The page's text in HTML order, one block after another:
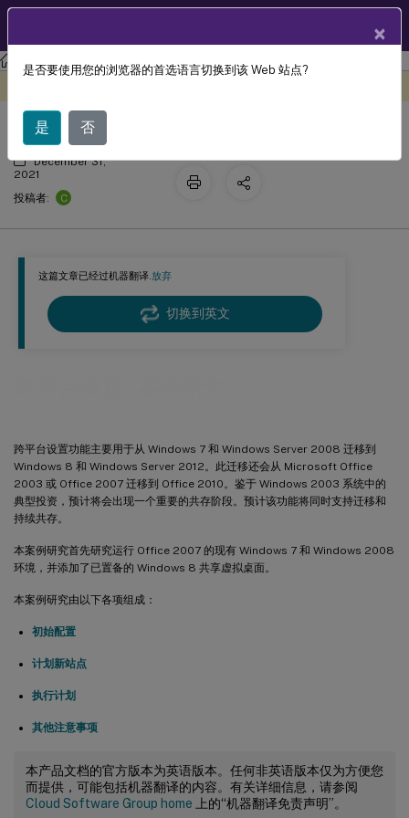
Profile Management Profile Management 2109
这篇文章已经过机器翻译.放弃
切换到英文
跨平台设置功能主要用于从 Windows 7 和 Windows Server 2008 迁移到
Windows 8 和 Windows Server 2012。此迁移还会从 Microsoft Office
2003 或 Office 2007 迁移到 Office 2010。鉴于 Windows 2003 系统中的
典型投资，预计将会出现一个重要的共存阶段。预计该功能将同时支持迁移和
持续共存。
本案例研究首先研究运行 Office 2007 的现有 Windows 7 和 Windows 2008
环境，并添加了已置备的 Windows 8 共享虚拟桌面。
本案例研究由以下各项组成：
初始配置
计划新站点
执行计划
其他注意事项
本产品文档的官方版本为英语版本。任何非英语版本仅为方便您
而提供，可能包括机器翻译的内容。有关详细信息，请参阅
Cloud Software Group home 上的“机器翻译免责声明”。
跨平台设置 - 案例研究
December 31,
2021
投稿者:
C
×
是否要使用您的浏览器的首选语言切换到该 Web 站点?
是 否